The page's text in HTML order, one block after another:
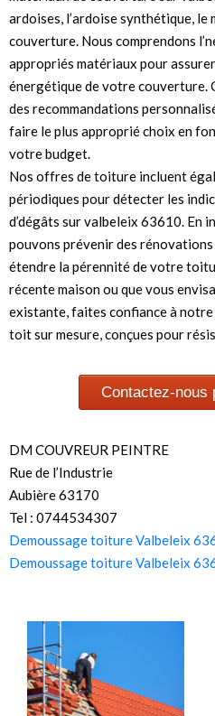
ardoises, l’ardoise synthétique, le
couverture. Nous comprendons
appropriés matériaux pour
énergétique de votre couverture.
des recommandations
faire le plus approprié choix en
votre budget.
Nos offres de toiture incluent
périodiques pour détecter les
d’dégâts sur valbeleix 63610. En
pouvons prévenir des
étendre la pérennité de votre
récente maison ou que vous
existante, faites confiance à
toit sur mesure, conçues pour
Contactez-nous
DM COUVREUR PEINTRE
Rue de l’Industrie
Aubière 63170
Tel : 0744534307
Demoussage toiture Valbeleix
Demoussage toiture Valbeleix